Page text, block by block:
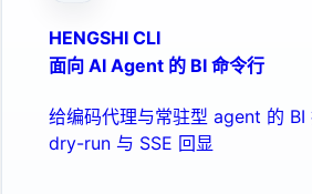
HENGSHI CLI
面向 AI Agent 的 BI 命令行
给编码代理与常驻型 agent 的 BI
dry-run 与 SSE 回显